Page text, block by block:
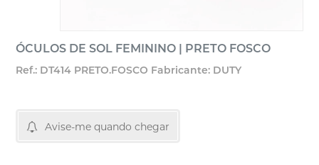
ÓCULOS DE SOL FEMININO | PRETO FOSCO
Ref.: DT414 PRETO.FOSCO Fabricante: DUTY
Avise-me quando chegar